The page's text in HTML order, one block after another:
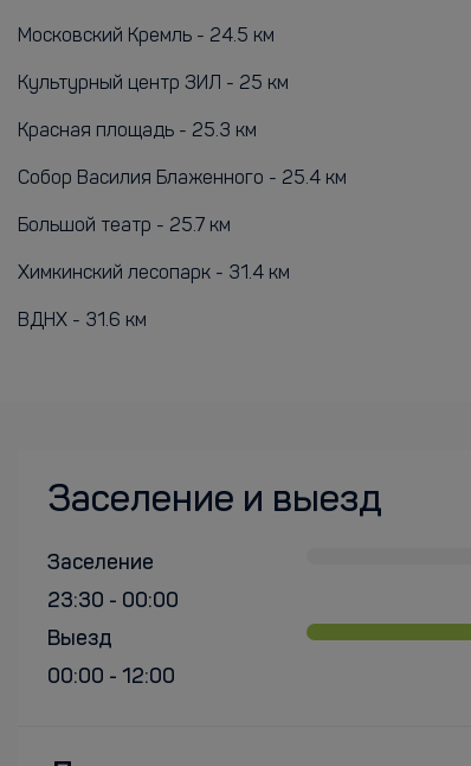
Московский Кремль - 24.5 км
Культурный центр ЗИЛ - 25 км
Красная площадь - 25.3 км
Собор Василия Блаженного - 25.4 км
Большой театр - 25.7 км
Химкинский лесопарк - 31.4 км
ВДНХ - 31.6 км
Заселение и выезд
Заселение
23:30 - 00:00
Выезд
00:00 - 12:00